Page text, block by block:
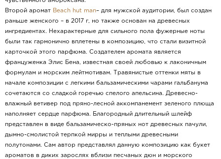
Второй аромат Beach hut man– для мужской аудитории, был создан
раньше женского – в 2017 г, но также основан на древесных
ингредиентах. Нехарактерные для сильного пола фужерные ноты
были так гармонично вплетены в композицию, что стали визитной
карточкой этого парфюма. Создателем аромата является
француженка Элис Бена, известная своей любовью к лаконичным
формулам и морским лейтмотивам. Травянистые оттенки мяты в
начале композиции с легкими бальзамическими чарами гальбанума
сочетаются со сладкой горечью спелого апельсина. Древесно-
влажный ветивер под пряно-лесной аккомпанемент зеленого плюща
наполняет сердце парфюма. Благородный длительный шлейф
представлен в виде бальзамическо-пряных нот древесных пачули,
дымно-смолистой терпкой мирры и теплыми древесными
полутонами. Сам автор представлял данную композицию как букет
ароматов в диких зарослях вблизи песчаных дюн и морского